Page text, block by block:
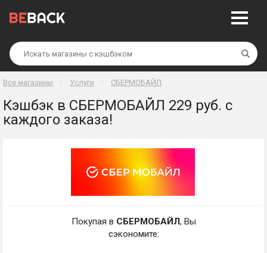
Все магазины Услуги СБЕРМОБАЙЛ
Кэшбэк в СБЕРМОБАЙЛ 229 руб. с
каждого заказа!
Покупая в СБЕРМОБАЙЛ, Вы
сэкономите: